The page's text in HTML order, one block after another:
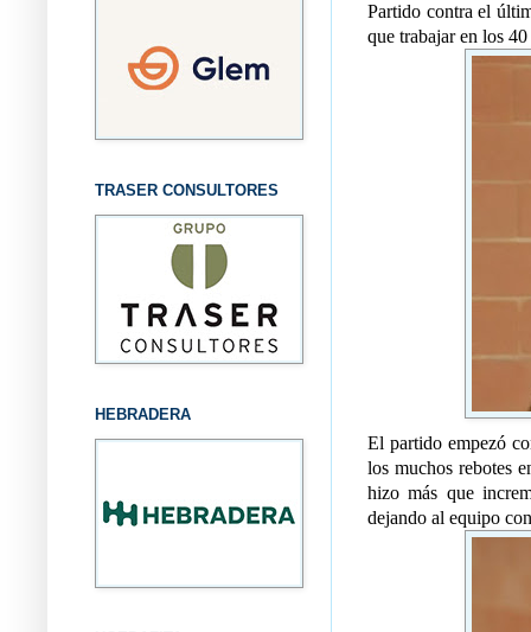
Partido contra el
que trabajar en los
El partido empezó
los muchos rebotes
hizo más que
dejando al equipo
TRASER CONSULTORES
HEBRADERA